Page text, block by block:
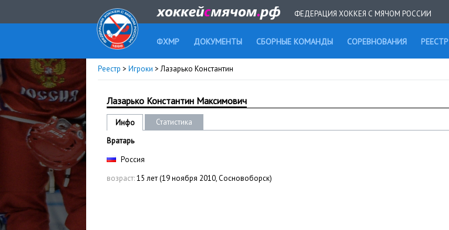
ФЕДЕРАЦИЯ ХОККЕЯ С МЯЧОМ РОССИИ
ФХМР ДОКУМЕНТЫ СБОРНЫЕ КОМАНДЫ СОРЕВНОВАНИЯ РЕЕСТР
Реестр > Игроки > Лазарько Константин
Лазарько Константин Максимович
Инфо
Статистика
Вратарь
Россия
возраст:15 лет (19 ноября 2010, Сосновоборск)